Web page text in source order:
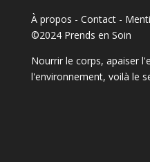
À propos - Contact-
©2024 Prends en Soin
Nourrir le corps, apaiser
l'environnement, voilà le